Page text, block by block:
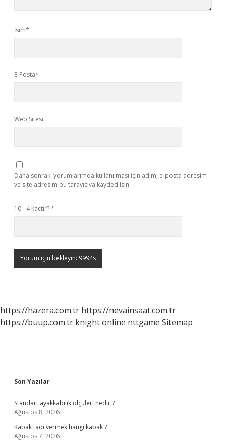
İsim*
E-Posta*
Web Sitesi
Daha sonraki yorumlarımda kullanılması için adım, e-posta adresim
ve site adresim bu tarayıcıya kaydedilsin.
10 - 4 kaçtır?*
https://hazera.com.tr https://nevainsaat.com.tr
https://buup.com.tr knight online nttgame Sitemap
Sidebar
Son Yazılar
Standart ayakkabılık ölçüleri nedir ?
Ağustos 8, 2026
Kabak tadı vermek hangi kabak ?
Ağustos 7, 2026